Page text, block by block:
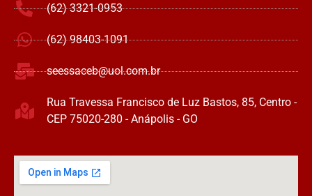
(62) 3321-0953
(62) 98403-1091
seessaceb@uol.com.br
Rua Travessa Francisco de Luz Bastos, 85, Centro -
CEP 75020-280 - Anápolis - GO